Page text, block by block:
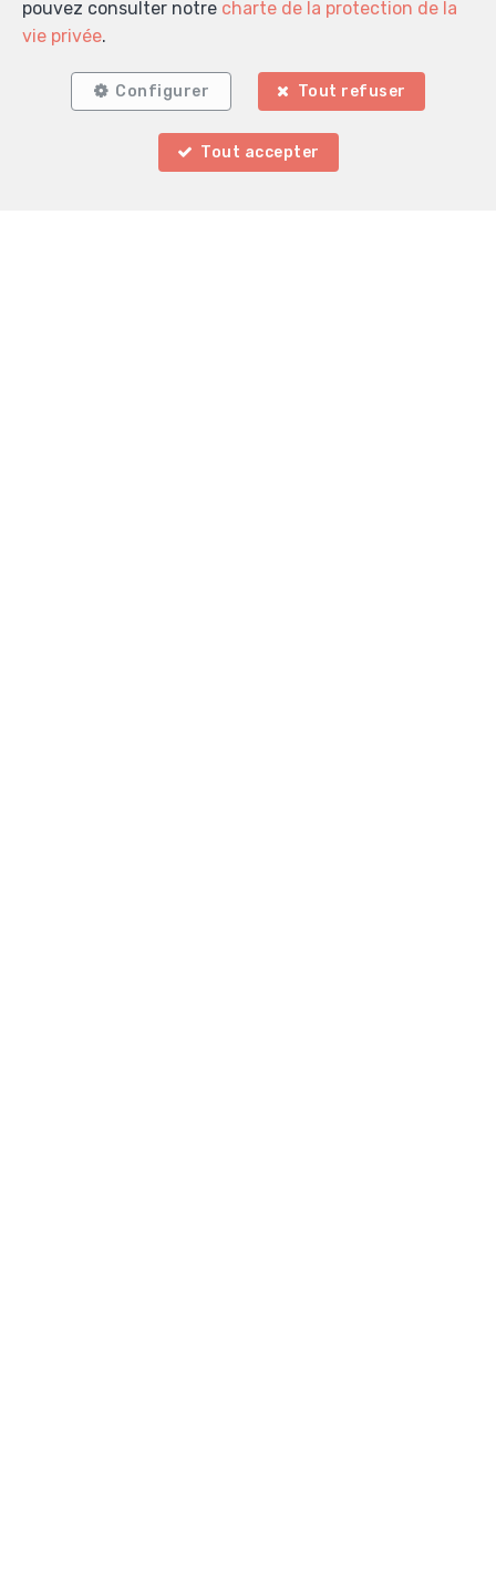
Localiser sur la carte
pouvez consulter notre charte de la protection de la
vie privée.
Configurer Tout refuser
Tout accepter